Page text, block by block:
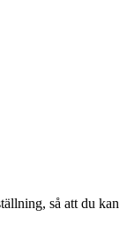
så att du kan